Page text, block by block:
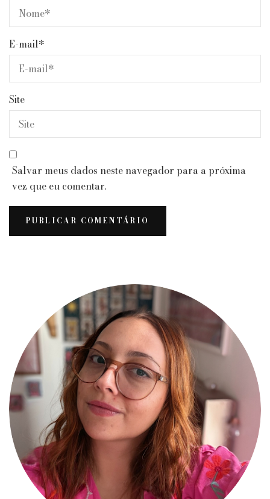
E-mail*
Site
Salvar meus dados neste navegador para a próxima
vez que eu comentar.